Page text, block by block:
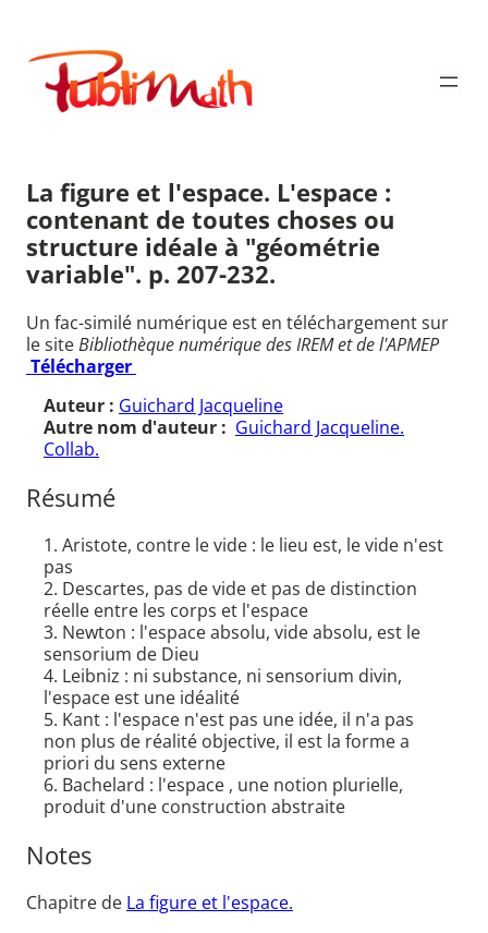
contenu
Publimath
La figure et l'espace. L'espace :
contenant de toutes choses ou
structure idéale à "géométrie
variable". p. 207-232.
Un fac-similé numérique est en téléchargement sur
le siteBibliothèque numérique des IREM et de l'APMEP
Télécharger
Auteur : Guichard Jacqueline
Autre nom d'auteur : Guichard Jacqueline.
Collab.
Résumé
1. Aristote, contre le vide : le lieu est, le vide n'est
pas
2. Descartes, pas de vide et pas de distinction
réelle entre les corps et l'espace
3. Newton : l'espace absolu, vide absolu, est le
sensorium de Dieu
4. Leibniz : ni substance, ni sensorium divin,
l'espace est une idéalité
5. Kant : l'espace n'est pas une idée, il n'a pas
non plus de réalité objective, il est la forme a
priori du sens externe
6. Bachelard : l'espace , une notion plurielle,
produit d'une construction abstraite
Notes
Chapitre de La figure et l'espace.